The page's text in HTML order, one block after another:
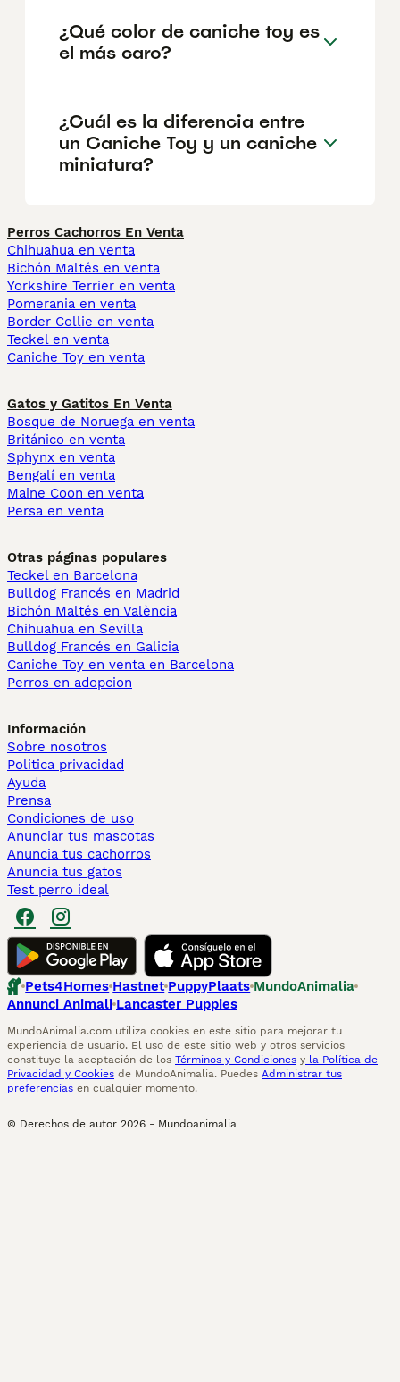
¿Qué color de caniche toy es
el más caro?
¿Cuál es la diferencia entre
un Caniche Toy y un caniche
miniatura?
Perros Cachorros En Venta
Chihuahua en venta
Bichón Maltés en venta
Yorkshire Terrier en venta
Pomerania en venta
Border Collie en venta
Teckel en venta
Caniche Toy en venta
Gatos y Gatitos En Venta
Bosque de Noruega en venta
Británico en venta
Sphynx en venta
Bengalí en venta
Maine Coon en venta
Persa en venta
Otras páginas populares
Teckel en Barcelona
Bulldog Francés en Madrid
Bichón Maltés en València
Chihuahua en Sevilla
Bulldog Francés en Galicia
Caniche Toy en venta en Barcelona
Perros en adopcion
Información
Sobre nosotros
Politica privacidad
Ayuda
Prensa
Condiciones de uso
Anunciar tus mascotas
Anuncia tus cachorros
Anuncia tus gatos
Test perro ideal
Pets4Homes Hastnet PuppyPlaats MundoAnimalia
Annunci Animali Lancaster Puppies
MundoAnimalia.com utiliza cookies en este sitio para mejorar tu
experiencia de usuario. El uso de este sitio web y otros servicios
constituye la aceptación de los Términos y Condiciones y la Política de
Privacidad y Cookies de MundoAnimalia. Puedes Administrar tus
preferencias en cualquier momento.
© Derechos de autor 2026 - Mundoanimalia